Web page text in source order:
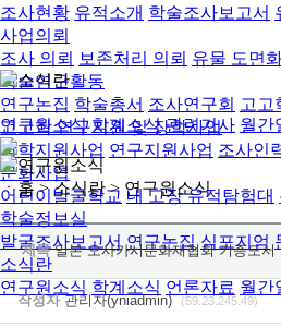
조사현황 유적소개 학술조사보고서
사업의뢰
조사 의뢰
보존처리 의뢰 유물 도면
학술연구활동
연구논집 학술총서 조사연구회 고고
고고학 연구지원 및 장학사업
장학지원사업 연구지원사업 조사인
문화사업
어린이발굴학교 내 고장 유적탐험대
학술정보실
발굴조사보고서 연구논집 심포지엄
소식란
연구원소식 학계소식 언론자료 월간
연구원소식 학계소식 관련기사 월간
ㆍ홈 > 소식란 > 연구원소식
제목 일본 오사카시문화재협회 기증도
작성자 관리자(yniadmin) (59.23.245.49)